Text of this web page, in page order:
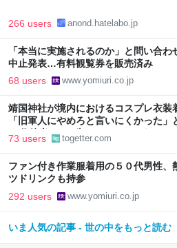
266 users anond.hatelabo.jp
「本当に実施されるのか」と問い合
中止発表…有料観覧券を販売済み
68 users www.yomiuri.co.jp
靖国神社が境内におけるコスプレ衣装
「旧軍人にやめろと言いにくかった
90代後半や100歳オーバーだろうしな
73 users togetter.com
ファン付き作業服着用の５０代男性
ツドリンクも持参
292 users www.yomiuri.co.jp
いま人気の記事 - 世の中をもっと読む